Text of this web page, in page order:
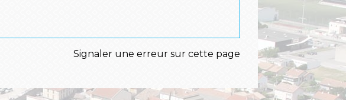
Signaler une erreur sur cette page